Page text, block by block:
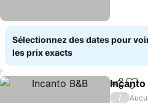
Sélectionnez des dates pour
les prix exacts
Partager
Incanto
/